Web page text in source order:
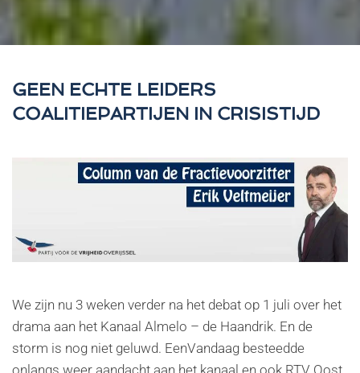
GEEN ECHTE LEIDERS
COALITIEPARTIJEN IN CRISISTIJD
We zijn nu 3 weken verder na het debat op 1 juli over het
drama aan het Kanaal Almelo – de Haandrik. En de
storm is nog niet geluwd. EenVandaag besteedde